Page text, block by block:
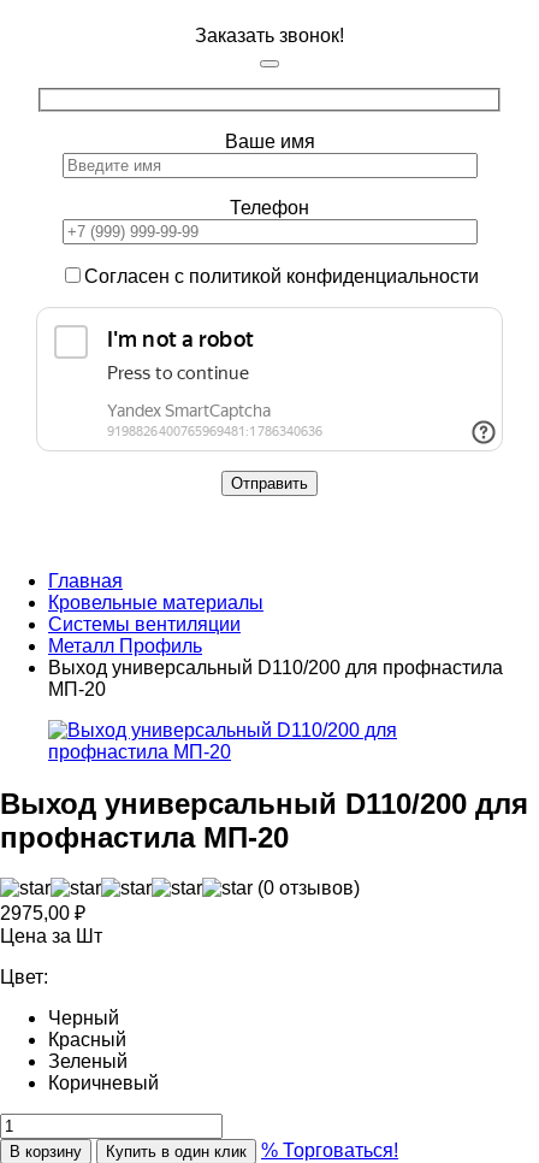
Заказать звонок!
Ваше имя
Телефон
Согласен с политикой конфиденциальности
Главная
Кровельные материалы
Системы вентиляции
Металл Профиль
Выход универсальный D110/200 для профнастила
МП-20
Выход универсальный D110/200 для
профнастила МП-20
(0 отзывов)
2975,00 ₽
Цена за Шт
Цвет:
Черный
Красный
Зеленый
Коричневый
В корзину Купить в один клик
% Торговаться!